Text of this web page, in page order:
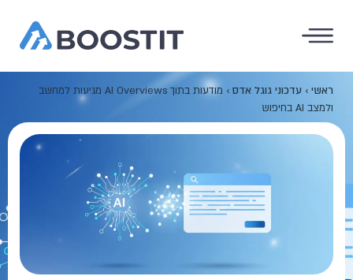
ראשי › עדכוני גוגל אדס ›
מודעות בתוך AI Overviews מגיעות למחשב
ולמצב AI בחיפוש